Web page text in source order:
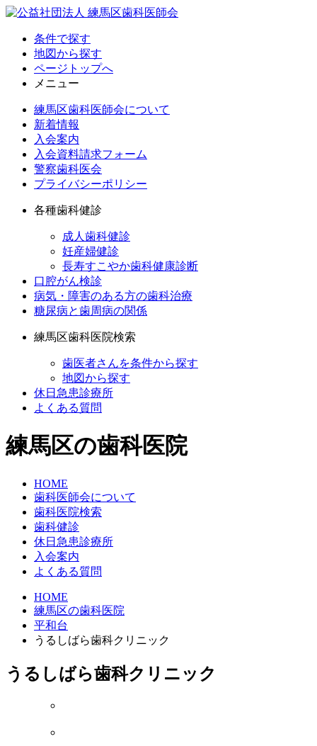
条件で探す
地図から探す
ページトップへ
メニュー
練馬区歯科医師会について
新着情報
入会案内
入会資料請求フォーム
警察歯科医会
プライバシーポリシー
各種歯科健診
成人歯科健診
妊産婦健診
長寿すこやか歯科健康診断
口腔がん検診
病気・障害のある方の歯科治療
糖尿病と歯周病の関係
練馬区歯科医院検索
歯医者さんを条件から探す
地図から探す
休日急患診療所
よくある質問
練馬区の歯科医院
HOME
歯科医師会について
歯科医院検索
歯科健診
休日急患診療所
入会案内
よくある質問
HOME
練馬区の歯科医院
平和台
うるしばら歯科クリニック
うるしばら歯科クリニック